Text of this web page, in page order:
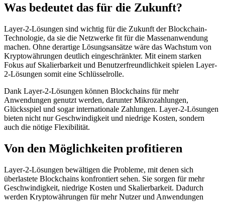
Was bedeutet das für die Zukunft?
Layer-2-Lösungen sind wichtig für die Zukunft der Blockchain-
Technologie, da sie die Netzwerke fit für die Massenanwendung
machen. Ohne derartige Lösungsansätze wäre das Wachstum von
Kryptowährungen deutlich eingeschränkter. Mit einem starken
Fokus auf Skalierbarkeit und Benutzerfreundlichkeit spielen Layer-
2-Lösungen somit eine Schlüsselrolle.
Dank Layer-2-Lösungen können Blockchains für mehr
Anwendungen genutzt werden, darunter Mikrozahlungen,
Glücksspiel und sogar internationale Zahlungen. Layer-2-Lösungen
bieten nicht nur Geschwindigkeit und niedrige Kosten, sondern
auch die nötige Flexibilität.
Von den Möglichkeiten profitieren
Layer-2-Lösungen bewältigen die Probleme, mit denen sich
überlastete Blockchains konfrontiert sehen. Sie sorgen für mehr
Geschwindigkeit, niedrige Kosten und Skalierbarkeit. Dadurch
werden Kryptowährungen für mehr Nutzer und Anwendungen